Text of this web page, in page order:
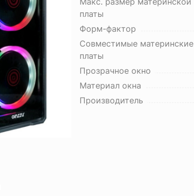
платы
Форм-фактор
Совместимые материнские
платы
Прозрачное окно
Материал окна
Производитель